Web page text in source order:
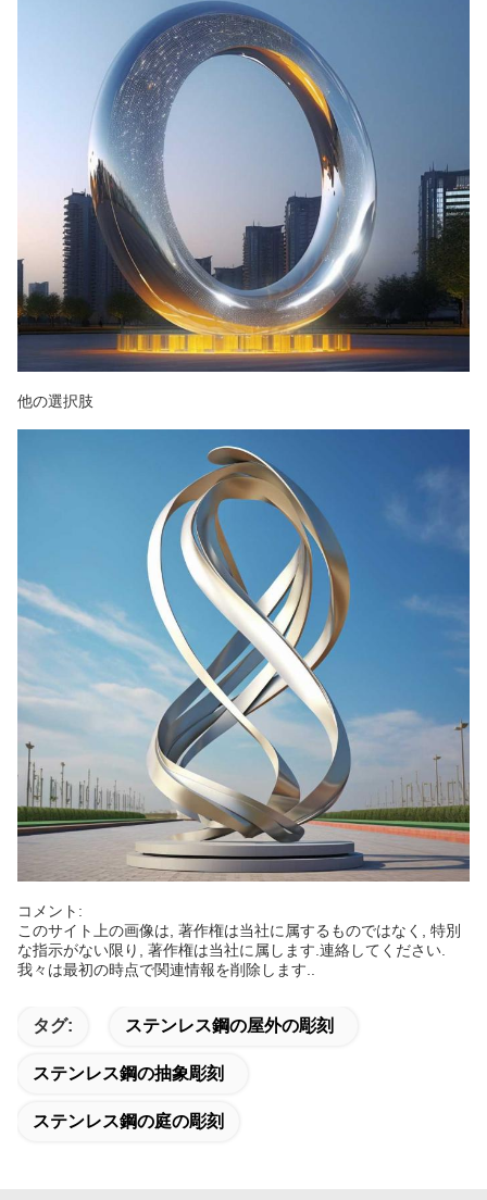
他の選択肢
コメント:
このサイト上の画像は, 著作権は当社に属するものではなく, 特別
な指示がない限り, 著作権は当社に属します.連絡してください.
我々は最初の時点で関連情報を削除します..
タグ: ステンレス鋼の屋外の彫刻
ステンレス鋼の抽象彫刻
ステンレス鋼の庭の彫刻